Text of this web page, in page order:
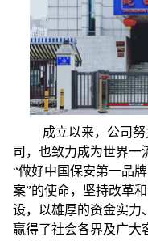
成立以来，公司
司，也致力成为世界一
“做好中国保安第一品
案”的使命，坚持改革
设，以雄厚的资金实力
赢得了社会各界及广大